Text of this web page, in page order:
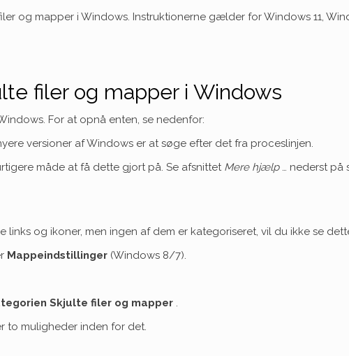
og mapper i Windows. Instruktionerne gælder for Windows 11,
filer og mapper i Windows
For at opnå enten, se nedenfor:
versioner af Windows er at søge efter det fra proceslinjen.
måde at få dette gjort på. Se afsnittet Mere hjælp… nederst på
og ikoner, men ingen af ​​dem er kategoriseret, vil du ikke se
Mappeindstillinger (Windows 8/7).
Skjulte filer og mapper .
to muligheder inden for det.